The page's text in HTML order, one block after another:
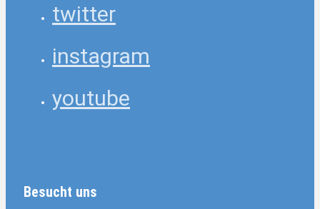
twitter
instagram
youtube
Besucht uns